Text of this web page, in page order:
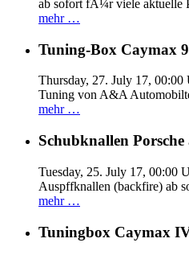
ab sofort fÃ¼r viele aktuelle
mehr …
Tuning-Box Caymax
Thursday, 27. July 17, 00:00
Tuning von A&A
mehr …
Schubknallen
Tuesday, 25. July 17, 00:00
Auspffknallen (backfire) ab
mehr …
Tuningbox Caymax